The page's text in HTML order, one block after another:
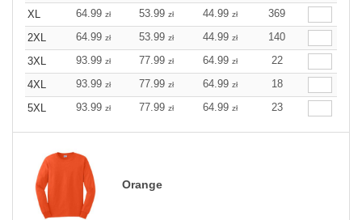
XL
64.99 zł 53.99 zł 44.99 zł
369
2XL
64.99 zł 53.99 zł 44.99 zł
140
3XL
93.99 zł 77.99 zł 64.99 zł
22
4XL
93.99 zł 77.99 zł 64.99 zł
18
5XL
93.99 zł 77.99 zł 64.99 zł 23
Orange